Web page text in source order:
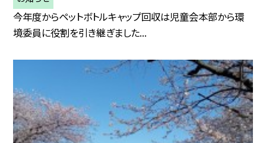
今年度からペットボトルキャップ回収は児童会本部から環
境委員に役割を引き継ぎました...